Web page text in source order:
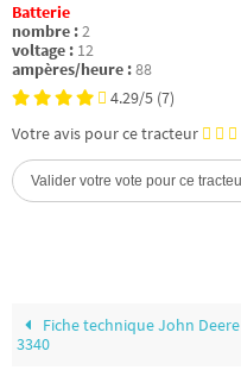
Batterie
nombre :2
voltage : 12
ampères/heure :88
4.29/5 (7)
Votre avis pour ce tracteur
Fiche technique John Deere
3340